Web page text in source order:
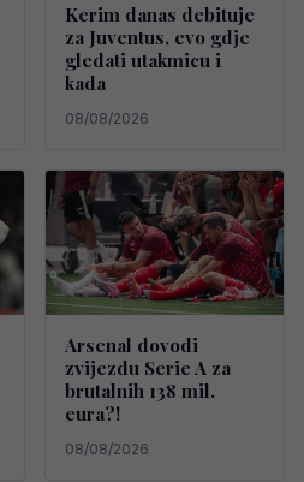
Kerim danas debituje
za Juventus, evo gdje
gledati utakmicu i
kada
08/08/2026
Arsenal dovodi
zvijezdu Serie A za
brutalnih 138 mil.
eura?!
08/08/2026